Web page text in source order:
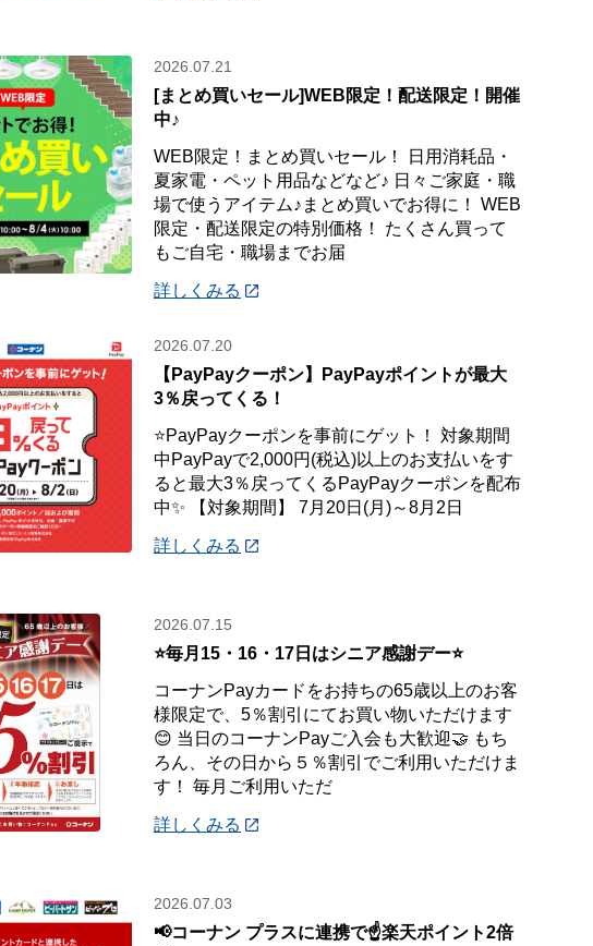
2026.07.21
[まとめ買いセール]WEB限定！配送限定！開催
中♪
WEB限定！まとめ買いセール！ 日用消耗品・
夏家電・ペット用品などなど♪ 日々ご家庭・職
場で使うアイテム♪まとめ買いでお得に！ WEB
限定・配送限定の特別価格！ たくさん買って
もご自宅・職場までお届
詳しくみる
2026.07.20
【PayPayクーポン】PayPayポイントが最大
3％戻ってくる！
⭐PayPayクーポンを事前にゲット！ 対象期間
中PayPayで2,000円(税込)以上のお支払いをす
ると最大3％戻ってくるPayPayクーポンを配布
中✨ 【対象期間】 7月20日(月)～8月2日
詳しくみる
2026.07.15
⭐毎月15・16・17日はシニア感謝デー⭐
コーナンPayカードをお持ちの65歳以上のお客
様限定で、5％割引にてお買い物いただけます
😊 当日のコーナンPayご入会も大歓迎🤝 もち
ろん、その日から５％割引でご利用いただけま
す！ 毎月ご利用いただ
詳しくみる
2026.07.03
📢コーナン プラスに連携で☝️楽天ポイント2倍